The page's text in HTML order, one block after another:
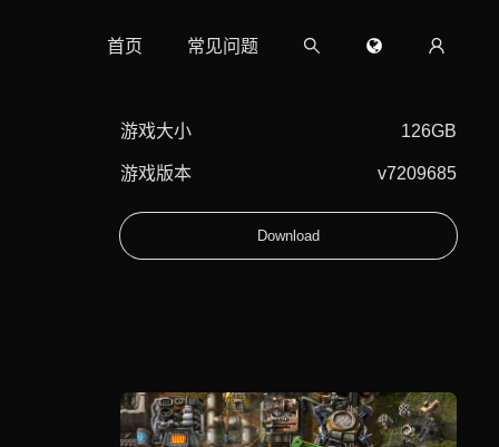
首页 常见问题
游戏大小 126GB
游戏版本 v7209685
Download